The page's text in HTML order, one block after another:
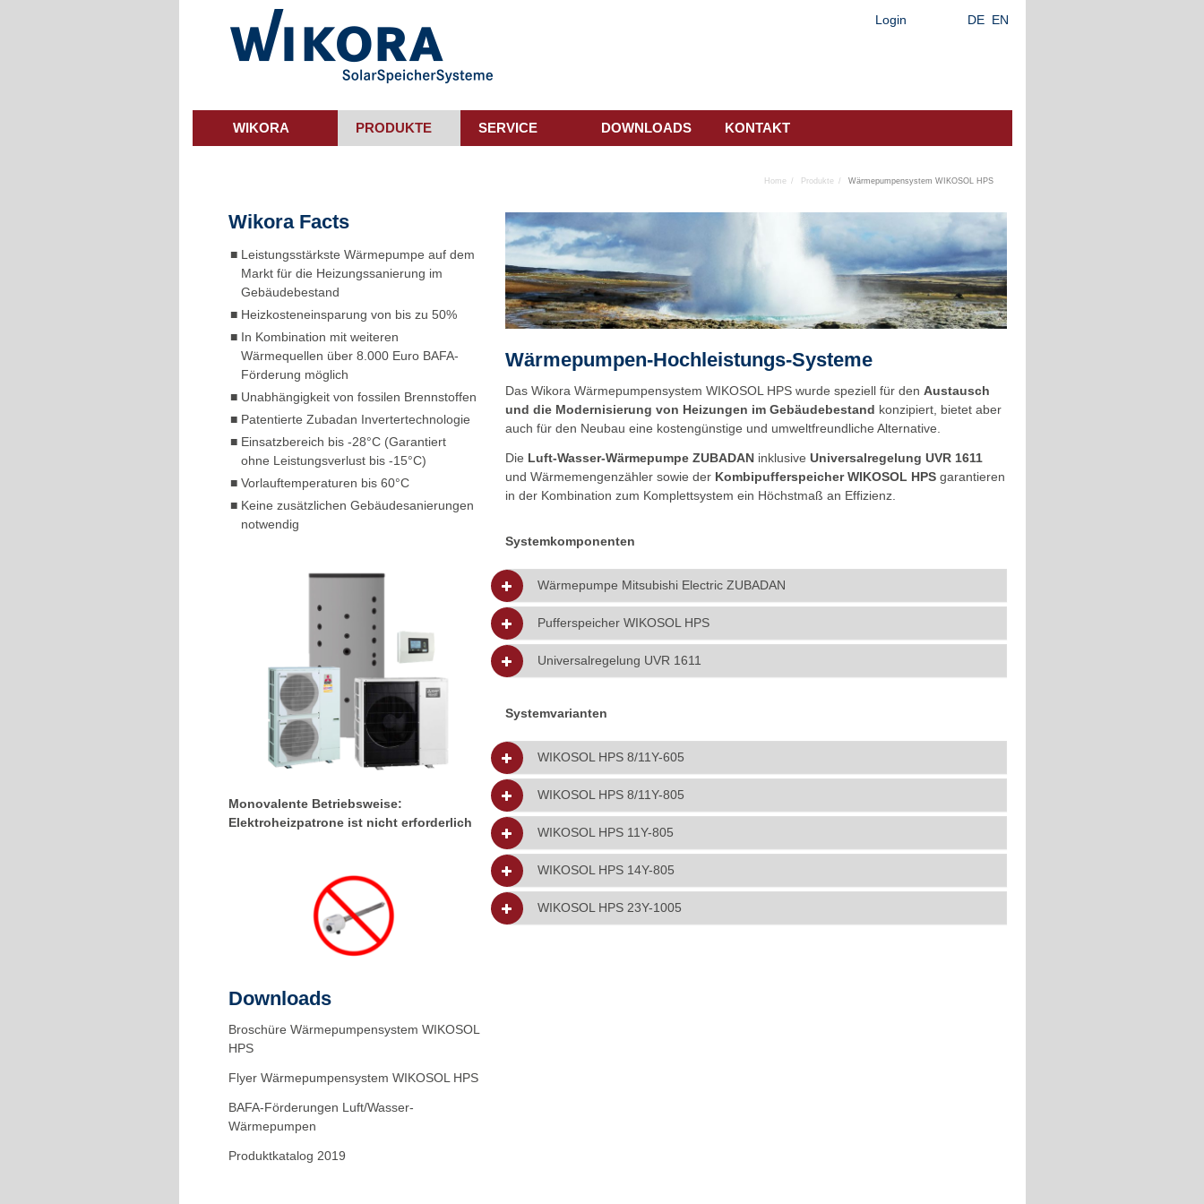
DE EN
Login
WIKORA PRODUKTE SERVICE DOWNLOADS KONTAKT
Home Produkte Wärmepumpensystem WIKOSOL HPS
Wärmepumpen-Hochleistungs-Systeme
Das Wikora Wärmepumpensystem WIKOSOL HPS wurde speziell für denAustausch
und die Modernisierung von Heizungen im Gebäudebestand konzipiert, bietet aber
auch für den Neubau eine kostengünstige und umweltfreundliche Alternative.
Die Luft-Wasser-Wärmepumpe ZUBADAN inklusiveUniversalregelung UVR 1611
und Wärmemengenzähler sowie der Kombipufferspeicher WIKOSOL HPS garantieren
in der Kombination zum Komplettsystem ein Höchstmaß an Effizienz.
Systemkomponenten
Wärmepumpe Mitsubishi Electric ZUBADAN
Pufferspeicher WIKOSOL HPS
Universalregelung UVR 1611
Systemvarianten
WIKOSOL HPS 8/11Y-605
WIKOSOL HPS 8/11Y-805
WIKOSOL HPS 11Y-805
WIKOSOL HPS 14Y-805
WIKOSOL HPS 23Y-1005
Wikora Facts
■ Leistungsstärkste Wärmepumpe auf dem
Markt für die Heizungssanierung im
Gebäudebestand
■ Heizkosteneinsparung von bis zu 50%
■ In Kombination mit weiteren
Wärmequellen über 8.000 Euro BAFA-
Förderung möglich
■ Unabhängigkeit von fossilen Brennstoffen
■ Patentierte Zubadan Invertertechnologie
■ Einsatzbereich bis -28°C (Garantiert
ohne Leistungsverlust bis -15°C)
■ Vorlauftemperaturen bis 60°C
■ Keine zusätzlichen Gebäudesanierungen
notwendig
Monovalente Betriebsweise:
Elektroheizpatrone ist nicht erforderlich
Downloads
Broschüre Wärmepumpensystem WIKOSOL
HPS
Flyer Wärmepumpensystem WIKOSOL HPS
BAFA-Förderungen Luft/Wasser-
Wärmepumpen
Produktkatalog 2019